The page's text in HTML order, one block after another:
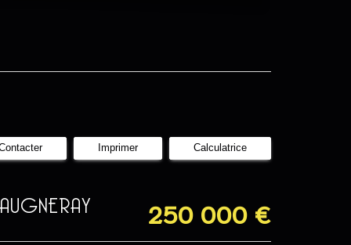
Imprimer Calculatrice
250 000 €